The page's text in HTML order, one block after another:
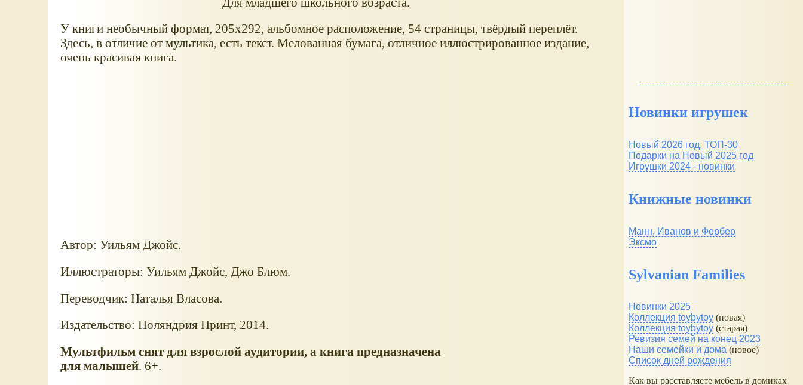
У книги необычный формат, 205x292, альбомное расположение, 54 страницы, твёрдый переплёт.
Здесь, в отличие от мультика, есть текст. Мелованная бумага, отличное иллюстрированное издание,
очень красивая книга.
Автор: Уильям Джойс.
Иллюстраторы: Уильям Джойс, Джо Блюм.
Переводчик: Наталья Власова.
Издательство: Поляндрия Принт, 2014.
Мультфильм снят для взрослой аудитории, а книга предназначена
для малышей. 6+.
Новинки игрушек
Новый 2026 год, ТОП-30
Подарки на Новый 2025 год
Игрушки 2024 - новинки
Книжные новинки
Манн, Иванов и Фербер
Эксмо
Sylvanian Families
Новинки 2025
Коллекция toybytoy (новая)
Коллекция toybytoy (старая)
Ревизия семей на конец 2023
Наши семейки и дома (новое)
Список дней рождения
Как вы расставляете мебель в домиках